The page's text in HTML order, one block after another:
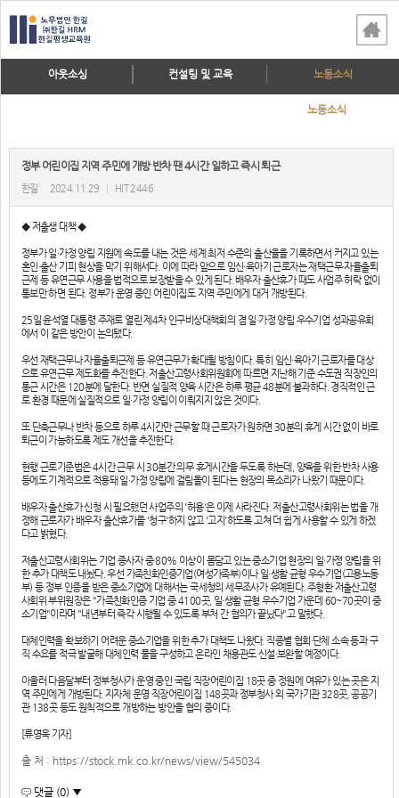
아웃소싱 컨설팅 및 교육 노동소식
노동소식
정부 어린이집 지역 주민에 개방 반차 땐 4시간 일하고 즉시 퇴근
한길 2024.11.29 HIT 2446
◆ 저출생 대책 ◆
정부가 일·가정 양립 지원에 속도를 내는 것은 세계 최저 수준의 출산율을 기록하면서 커지고 있는
혼인·출산 기피 현상을 막기 위해서다. 이에 따라 앞으로 임신·육아기 근로자는 재택근무·자율출퇴
근제 등 유연근무 사용을 법적으로 보장받을 수 있게 된다. 배우자 출산휴가 때도 사업주 허락 없이
통보만 하면 된다. 정부가 운영 중인 어린이집도 지역 주민에게 대거 개방된다.
25일 윤석열 대통령 주재로 열린 제4차 인구비상대책회의 겸 일·가정 양립 우수기업 성과공유회
에서 이 같은 방안이 논의됐다.
우선 재택근무나 자율출퇴근제 등 유연근무가 확대될 방침이다. 특히 임신·육아기 근로자를 대상
으로 유연근무 제도화를 추진한다. 저출산고령사회위원회에 따르면 지난해 기준 수도권 직장인의
통근 시간은 120분에 달한다. 반면 실질적 양육 시간은 하루 평균 48분에 불과하다. 경직적인 근
로 환경 때문에 실질적으로 일·가정 양립이 이뤄지지 않은 것이다.
또 단축근무나 반차 등으로 하루 4시간만 근무할 때 근로자가 원하면 30분의 휴게 시간 없이 바로
퇴근이 가능하도록 제도 개선을 추진한다.
현행 근로기준법은 4시간 근무 시 30분간 의무 휴게시간을 두도록 하는데, 양육을 위한 반차 사용
등에도 기계적으로 적용돼 일·가정 양립에 걸림돌이 된다는 현장의 목소리가 나왔기 때문이다.
배우자 출산휴가 신청 시 필요했던 사업주의 '허용'은 이제 사라진다. 저출산고령사회위는 법을 개
정해 근로자가 배우자 출산휴가를 '청구'하지 않고 '고지'하도록 고쳐 더 쉽게 사용할 수 있게 하겠
다고 밝혔다.
저출산고령사회위는 기업 종사자 중 80% 이상이 몸담고 있는 중소기업 현장의 일·가정 양립을 위
한 추가 대책도 내놨다. 우선 가족친화인증기업(여성가족부)이나 일·생활 균형 우수기업(고용노동
부) 등 정부 인증을 받은 중소기업에 대해서는 국세청의 세무조사가 유예된다. 주형환 저출산고령
사회위 부위원장은 "가족친화인증 기업 중 4100곳, 일·생활 균형 우수기업 가운데 60~70곳이 중
소기업"이라며 "내년부터 즉각 시행될 수 있도록 부처 간 협의가 끝났다"고 말했다.
대체인력을 확보하기 어려운 중소기업을 위한 추가 대책도 나왔다. 직종별 협회·단체 소속 등과 구
직 수요를 적극 발굴해 대체인력 풀을 구성하고 온라인 채용관도 신설·보완할 예정이다.
아울러 다음달부터 정부청사가 운영 중인 국립 직장어린이집 18곳 중 정원에 여유가 있는 곳은 지
역 주민에게 개방된다. 지자체 운영 직장어린이집 148곳과 정부청사 외 국가기관 328곳, 공공기
관 138곳 등도 원칙적으로 개방하는 방안을 협의 중이다.
[류영욱 기자]
출 처 : https://stock.mk.co.kr/news/view/545034
댓글 (0) ▼